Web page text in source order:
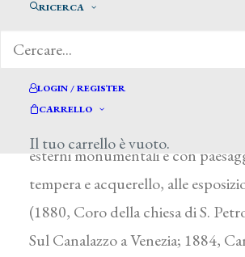
RICERCA
LOGIN / REGISTER
CARRELLO
Il tuo carrello è vuoto.
Dalla fine degli anni ’60 frequentò
d’ornato, saggio accademico del
esterni monumentali e con
tempera e acquerello, alle
(1880, Coro della chiesa di S.
Sul Canalazzo a Venezia; 1884,